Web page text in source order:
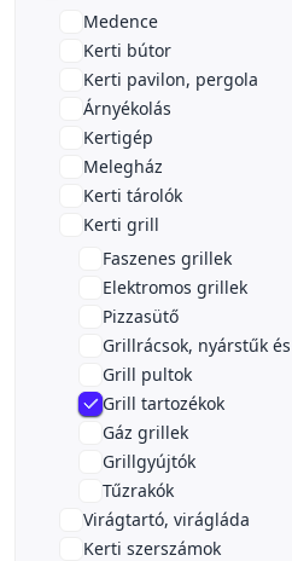
Medence
Kerti bútor
Kerti pavilon, pergola
Árnyékolás
Kertigép
Melegház
Kerti tárolók
Kerti grill
Faszenes grillek
Elektromos grillek
Pizzasütő
Grillrácsok, nyárstűk
Grill pultok
Grill tartozékok
Gáz grillek
Grillgyújtók
Tűzrakók
Virágtartó, virágláda
Kerti szerszámok